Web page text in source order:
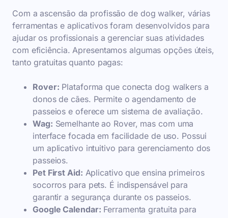
Com a ascensão da profissão de dog walker, várias
ferramentas e aplicativos foram desenvolvidos para
ajudar os profissionais a gerenciar suas atividades
com eficiência. Apresentamos algumas opções úteis,
tanto gratuitas quanto pagas:
Rover: Plataforma que conecta dog walkers a
donos de cães. Permite o agendamento de
passeios e oferece um sistema de avaliação.
Wag: Semelhante ao Rover, mas com uma
interface focada em facilidade de uso. Possui
um aplicativo intuitivo para gerenciamento dos
passeios.
Pet First Aid: Aplicativo que ensina primeiros
socorros para pets. É indispensável para
garantir a segurança durante os passeios.
Google Calendar: Ferramenta gratuita para